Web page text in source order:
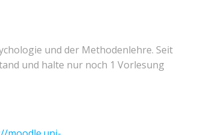
und der Methodenlehre. Seit
und halte nur noch 1 Vorlesung